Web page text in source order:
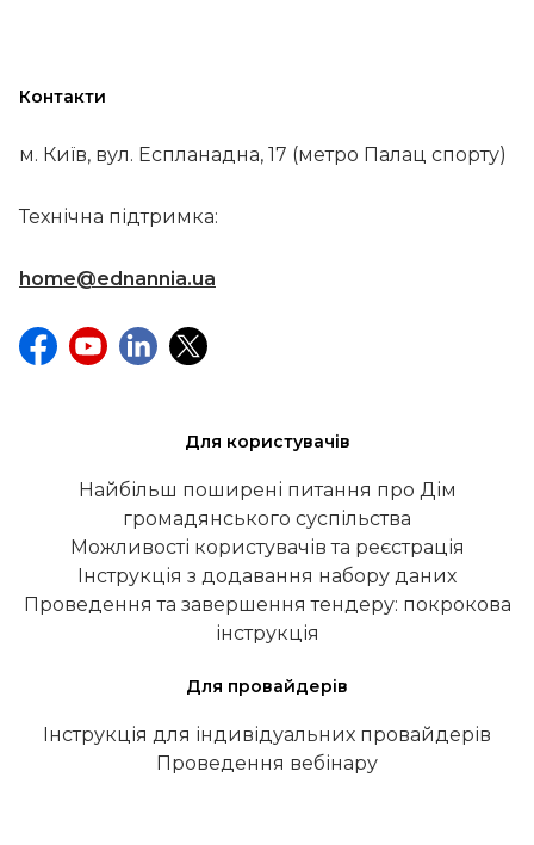
Контакти
м. Київ, вул. Еспланадна, 17 (метро Палац спорту)
Технічна підтримка:
home@ednannia.ua
Для користувачів
Найбільш поширені питання про Дім
громадянського суспільства
Можливості користувачів та реєстрація
Інструкція з додавання набору даних
Проведення та завершення тендеру: покрокова
інструкція
Для провайдерів
Інструкція для індивідуальних провайдерів
Проведення вебінару